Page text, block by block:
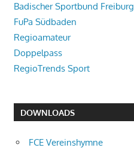
Badischer Sportbund Freiburg
FuPa Südbaden
Regioamateur
Doppelpass
RegioTrends Sport
DOWNLOADS
FCE Vereinshymne